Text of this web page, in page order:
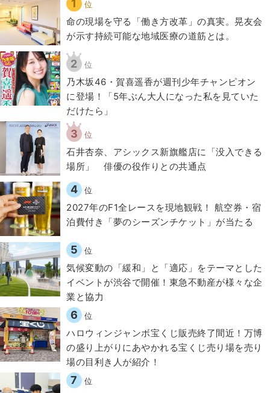
1 位
​命の現場を守る「働き方改革」の真実。晃友会
が示す持続可能な地域医療の道筋とは。
2 位
乃木坂46・賀喜遥香が週刊少年チャンピオン
に登場！「5年ぶん大人になった私を見ていた
だけたら」
3 位
石井杏奈、アシックス新旗艦店に「没入できる
場所」 俳優の役作りとの共通点
4 位
2027年のF1全レースを現地観戦！ 航空券・宿
泊費付き「夢のシーズンチケット」が当たる
5 位
気候変動の「緩和」と「適応」をテーマとした
イベントが渋谷で開催！東急不動産が様々な企
業と協力
6 位
ハロウィンジャンボ宝くじ販売終了間近！万博
の盛り上がりにあやかれる宝くじ売り場を売り
場の目利き人が紹介！
7 位